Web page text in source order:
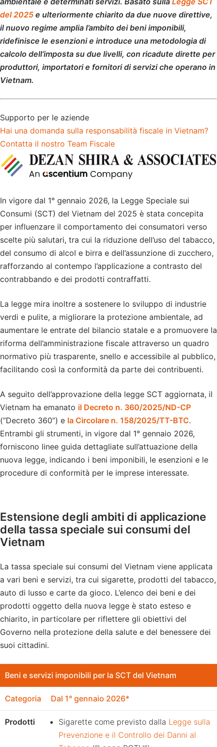
del 2025 e ulteriormente chiarito da due nuove direttive,
il nuovo regime amplia l’ambito dei beni imponibili,
ridefinisce le esenzioni e introduce una metodologia di
calcolo dell’imposta su due livelli, con ricadute dirette per
produttori, importatori e fornitori di servizi che operano in
Vietnam.
Supporto per le aziende
Hai una domanda sulla responsabilità fiscale in Vietnam?
Contatta il nostro Team Fiscale
In vigore dal 1° gennaio 2026, la Legge Speciale sui
Consumi (SCT) del Vietnam del 2025 è stata concepita
per influenzare il comportamento dei consumatori verso
scelte più salutari, tra cui la riduzione dell’uso del tabacco,
del consumo di alcol e birra e dell’assunzione di zucchero,
rafforzando al contempo l’applicazione a contrasto del
contrabbando e dei prodotti contraffatti.
La legge mira inoltre a sostenere lo sviluppo di industrie
verdi e pulite, a migliorare la protezione ambientale, ad
aumentare le entrate del bilancio statale e a promuovere la
riforma dell’amministrazione fiscale attraverso un quadro
normativo più trasparente, snello e accessibile al pubblico,
facilitando così la conformità da parte dei contribuenti.
A seguito dell’approvazione della legge SCT aggiornata, il
Vietnam ha emanato il Decreto n. 360/2025/ND-CP
(“Decreto 360”) e la Circolare n. 158/2025/TT-BTC.
Entrambi gli strumenti, in vigore dal 1° gennaio 2026,
forniscono linee guida dettagliate sull’attuazione della
nuova legge, indicando i beni imponibili, le esenzioni e le
procedure di conformità per le imprese interessate.
Estensione degli ambiti di applicazione
della tassa speciale sui consumi del
Vietnam
La tassa speciale sui consumi del Vietnam viene applicata
a vari beni e servizi, tra cui sigarette, prodotti del tabacco,
auto di lusso e carte da gioco. L’elenco dei beni e dei
prodotti oggetto della nuova legge è stato esteso e
chiarito, in particolare per riflettere gli obiettivi del
Governo nella protezione della salute e del benessere dei
suoi cittadini.
Beni e servizi imponibili per la SCT del Vietnam
Categoria Dal 1° gennaio 2026*
Prodotti Sigarette come previsto dalla Legge sulla
Prevenzione e il Controllo dei Danni al